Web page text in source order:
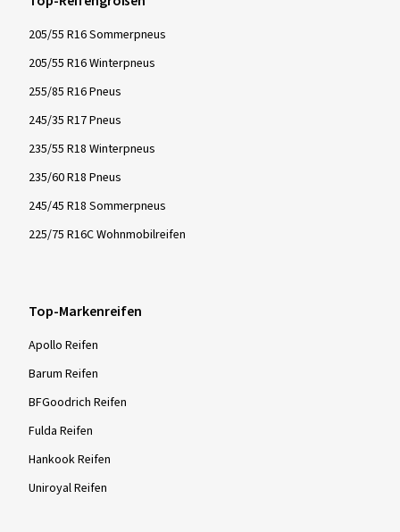
205/55 R16 Sommerpneus
205/55 R16 Winterpneus
255/85 R16 Pneus
245/35 R17 Pneus
235/55 R18 Winterpneus
235/60 R18 Pneus
245/45 R18 Sommerpneus
225/75 R16C Wohnmobilreifen
Top-Markenreifen
Apollo Reifen
Barum Reifen
BFGoodrich Reifen
Fulda Reifen
Hankook Reifen
Uniroyal Reifen